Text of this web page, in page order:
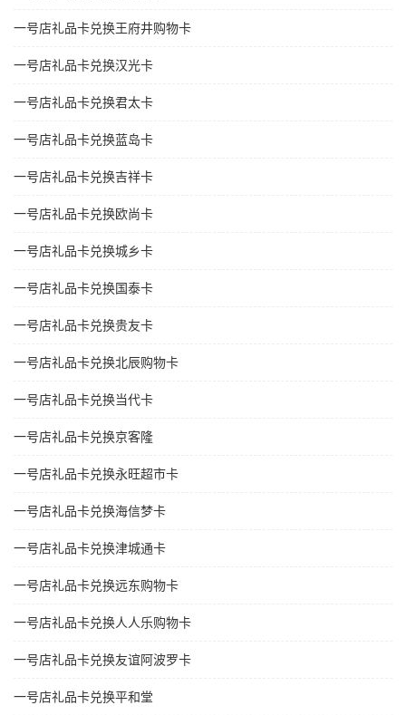
一号店礼品卡兑换王府井购物卡
一号店礼品卡兑换汉光卡
一号店礼品卡兑换君太卡
一号店礼品卡兑换蓝岛卡
一号店礼品卡兑换吉祥卡
一号店礼品卡兑换欧尚卡
一号店礼品卡兑换城乡卡
一号店礼品卡兑换国泰卡
一号店礼品卡兑换贵友卡
一号店礼品卡兑换北辰购物卡
一号店礼品卡兑换当代卡
一号店礼品卡兑换京客隆
一号店礼品卡兑换永旺超市卡
一号店礼品卡兑换海信梦卡
一号店礼品卡兑换津城通卡
一号店礼品卡兑换远东购物卡
一号店礼品卡兑换人人乐购物卡
一号店礼品卡兑换友谊阿波罗卡
一号店礼品卡兑换平和堂